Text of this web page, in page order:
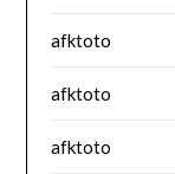
afktoto
afktoto
afktoto